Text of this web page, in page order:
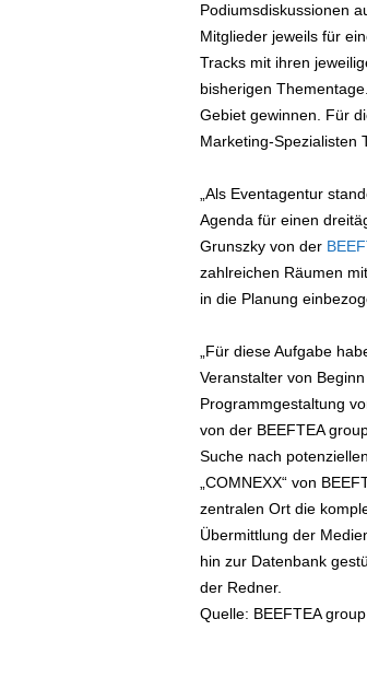
Podiumsdiskussionen
Mitglieder jeweils für
Tracks mit ihren
bisherigen
Gebiet gewinnen. Für
Marketing-Spezialisten
„Als Eventagentur
Agenda für einen
Grunszky von der
zahlreichen Räumen
in die Planung
„Für diese Aufgabe
Veranstalter von
Programmgestaltung
von der BEEFTEA
Suche nach
„COMNEXX“ von
zentralen Ort die
Übermittlung der
hin zur Datenbank
der Redner.
Quelle: BEEFTEA group